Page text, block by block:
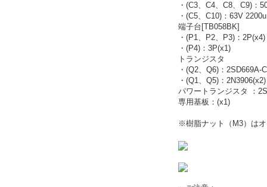
・(C3、C4、C8、C9)：
・(C5、C10)：63V
端子台[TB058BK]
・(P1、P2、P3)：2P(x4)
・(P4)：3P(x1)
トランジスタ
・(Q2、Q6)：2SD669A-
・(Q1、Q5)：2N3906(x2)
パワートランジスタ ：
専用基板：(x1)
※樹脂ナット（M3）は